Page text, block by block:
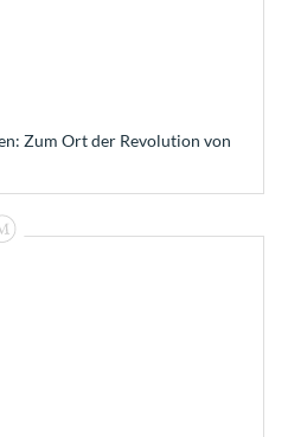
Zum Ort der Revolution von